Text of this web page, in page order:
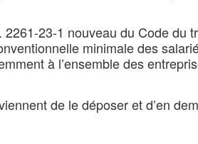
2261-23-1 nouveau du Code du
minimale des
à l’ensemble des
de le déposer et d’en